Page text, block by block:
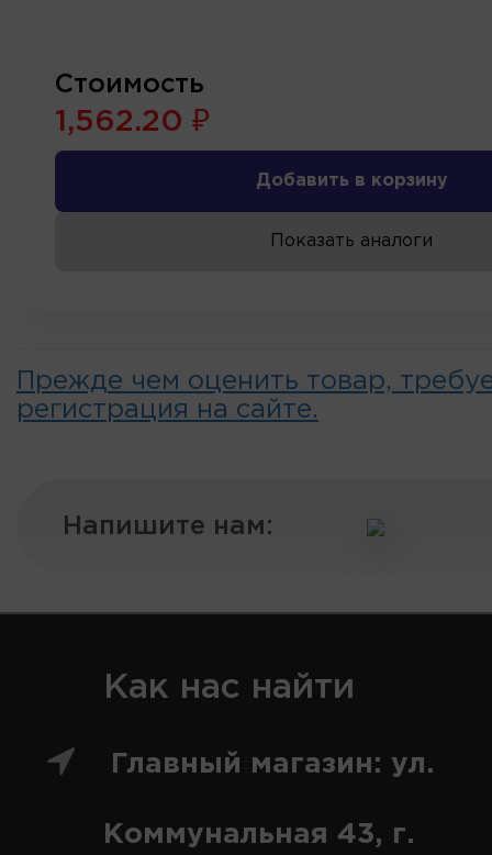
Стоимость
1,562.20 ₽
Добавить в корзину
Показать аналоги
Прежде чем оценить товар,
регистрация на сайте.
Напишите нам:
Как нас найти
Главный магазин: ул.
Коммунальная 43, г.